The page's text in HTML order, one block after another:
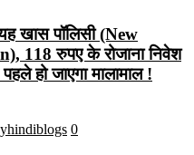
खास पॉलिसी (New
118 रुपए के रोजाना निवेश
हो जाएगा मालामाल !
0